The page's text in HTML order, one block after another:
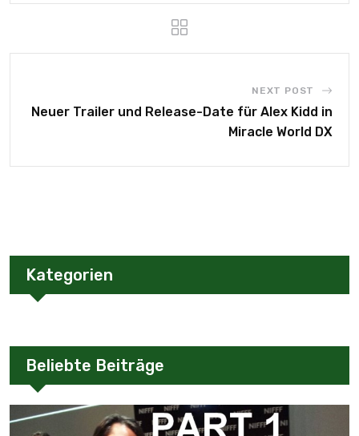
NEXT POST
Neuer Trailer und Release-Date für Alex Kidd in
Miracle World DX
Kategorien
Beliebte Beiträge